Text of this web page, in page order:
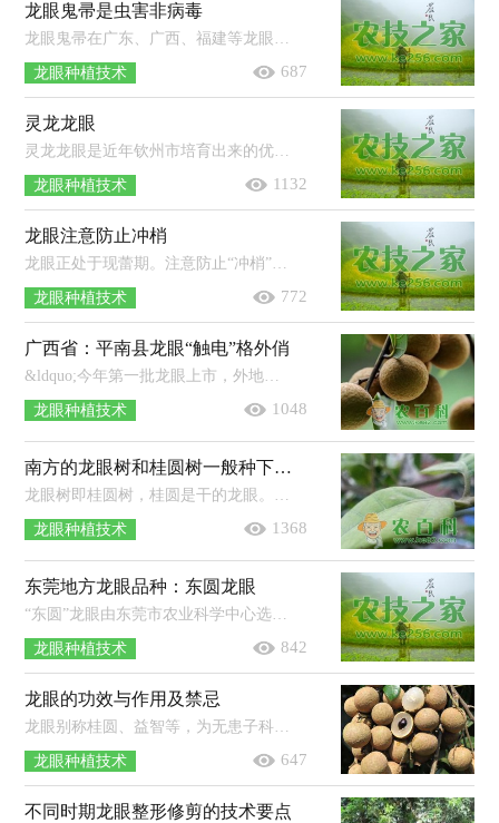
龙眼鬼帚是虫害非病毒
龙眼鬼帚在广东、广西、福建等龙眼主产区都普遍发生，过去一直以来都认为是病毒病，但近年来，经华南农业大学的研究发现（已经广东省科委...
龙眼种植技术 687
灵龙龙眼
灵龙龙眼是近年钦州市培育出来的优良品种，1995年通过广西龙眼优良单株决选，连续三年荣获广西龙眼单株一等奖，1999年被评钦州市名牌农...
龙眼种植技术 1132
龙眼注意防止冲梢
龙眼正处于现蕾期。注意防止“冲梢”，施肥壮花穗。今年1月的低温多雨，对海南岛的龙眼花穗抽发十分有利，只要秋梢适时，基本上都已及时...
龙眼种植技术 772
广西省：平南县龙眼“触电”格外俏
&ldquo;今年第一批龙眼上市，外地老板前来的收购价是每公斤8元，如果在网上卖，每公斤能卖10元，且供不应求。&rdquo;8月15日，平南县大新镇...
龙眼种植技术 1048
南方的龙眼树和桂圆树一般种下几年后可以开花结果？
龙眼树即桂圆树，桂圆是干的龙眼。那么龙眼树和桂圆树一般种下几年后可以开花结果呢？据广西龙眼种植户李宝林透露，龙眼定植后，经过3-4...
龙眼种植技术 1368
东莞地方龙眼品种：东圆龙眼
“东圆”龙眼由东莞市农业科学中心选育，性状表现稳定，嫁接亲和力强，早结丰产，最突出的特点是果实呈不规则的扁圆形，果大且均匀，平均单果...
龙眼种植技术 842
龙眼的功效与作用及禁忌
龙眼别称桂圆、益智等，为无患子科龙眼属常绿乔木植物，营养丰富，含丰富的葡萄糖、蔗糖和蛋白质等营养成分，含铁量也比较高，可在提高热能...
龙眼种植技术 647
不同时期龙眼整形修剪的技术要点